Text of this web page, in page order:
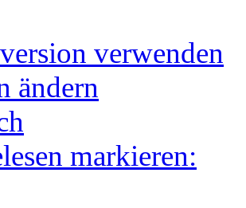
verwenden
ändern
markieren: